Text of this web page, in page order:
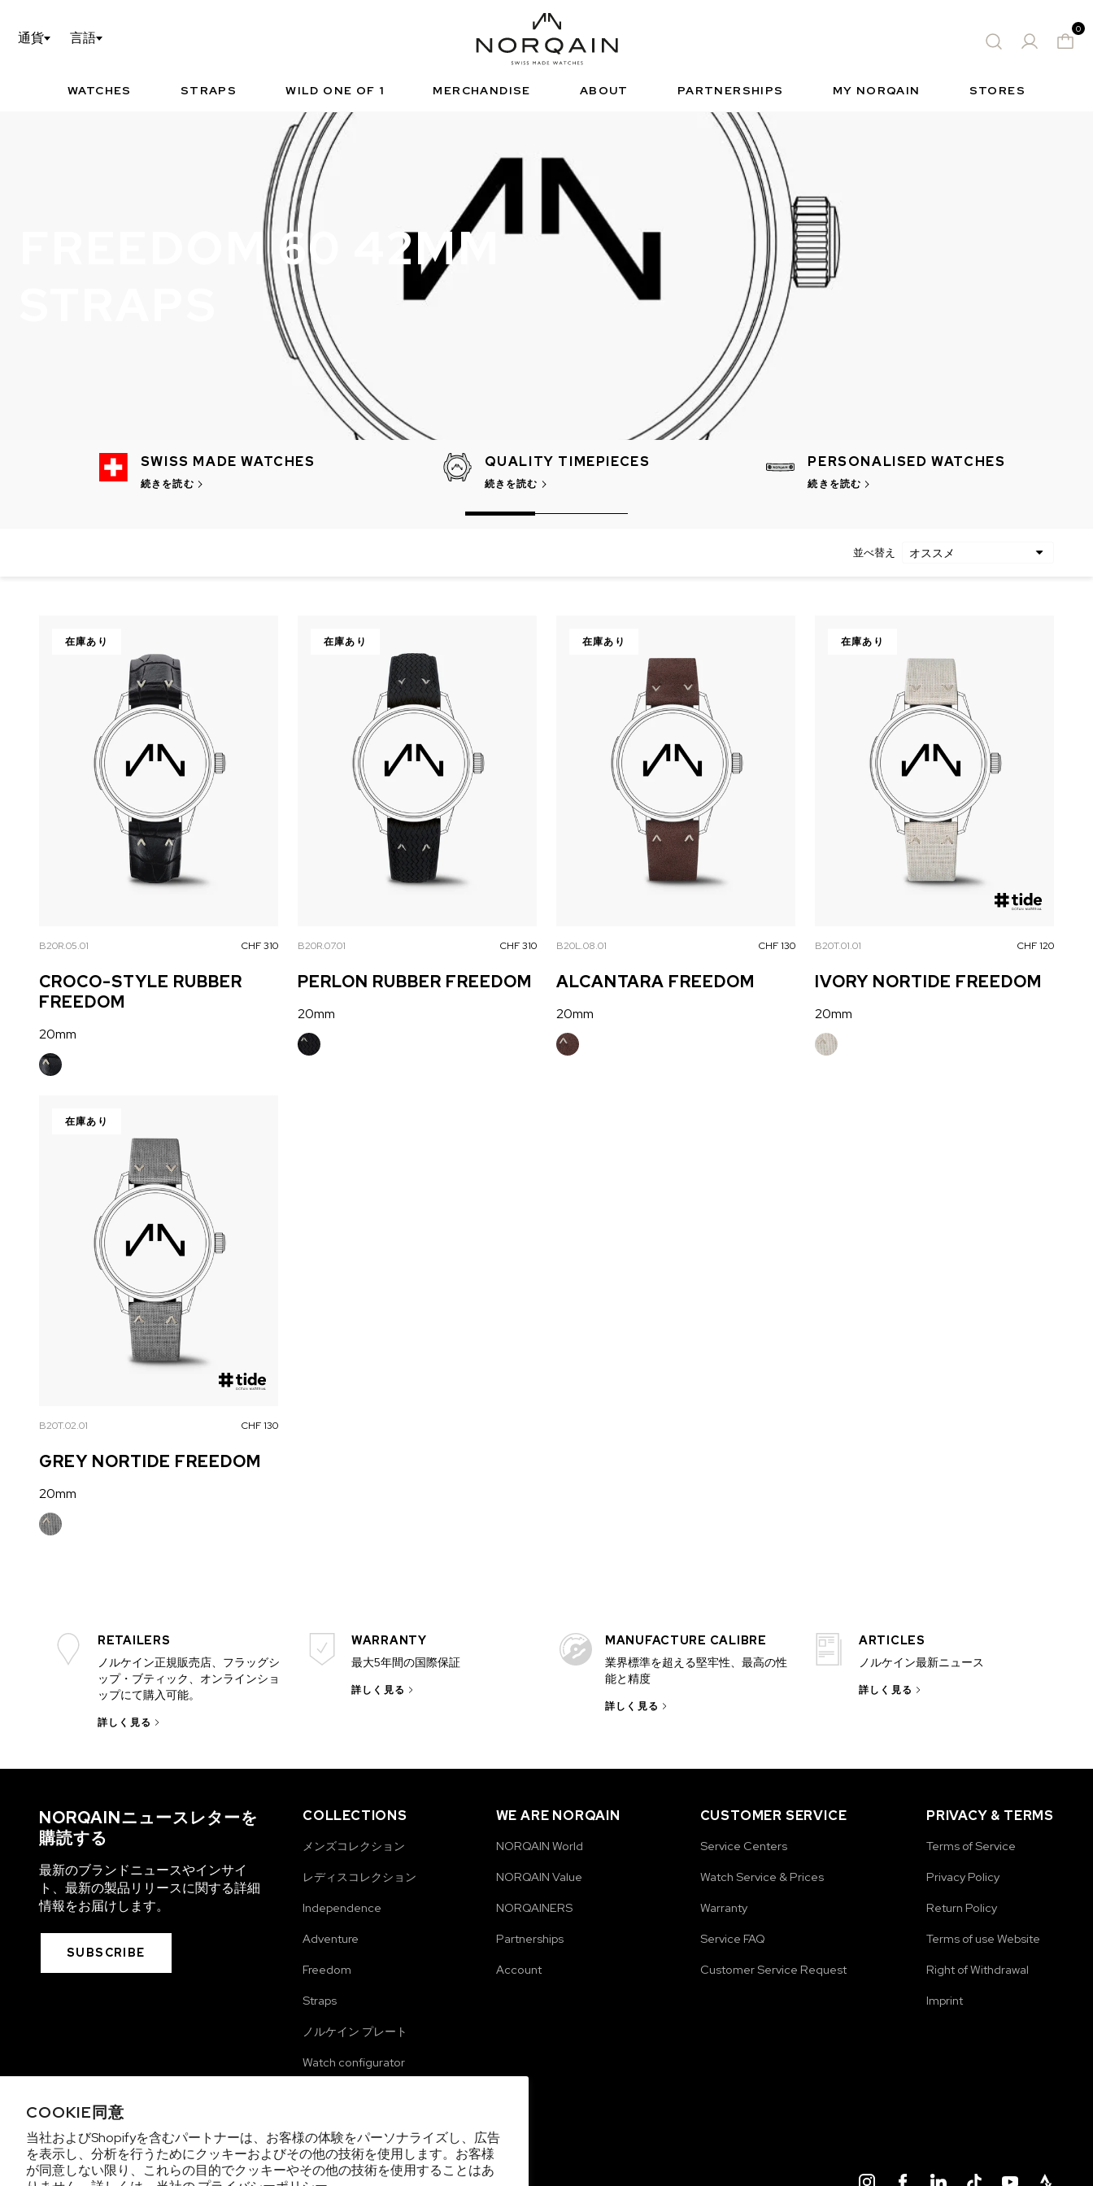
COOKIE同意
当社およびShopifyを含むパートナーは、お客様の体験をパーソナライズし、広告
を表示し、分析を行うためにクッキーおよびその他の技術を使用します。お客様
が同意しない限り、これらの目的でクッキーやその他の技術を使用することはあ
通貨 言語
0
WATCHES STRAPS WILD ONE OF 1 MERCHANDISE ABOUT PARTNERSHIPS MY NORQAIN STORES
TECHNISCHE SPORTUHR FUNCTIONAL SPORTS WATCH FREE-SPIRIT SPORTS WATCH
NORQAIN VALUES
FREEDOM 60 42MM
SWISS MADE WATCHES
続きを読む
QUALITY TIMEPIECES
続きを読む
PERSONALISED WATCHES
続きを読む
並べ替え
在庫あり
B20R.05.01 CHF 310
CROCO-STYLE RUBBER
FREEDOM
20mm
在庫あり
B20R.07.01 CHF 310
PERLON RUBBER FREEDOM
20mm
在庫あり
B20L.08.01 CHF 130
ALCANTARA FREEDOM
20mm
在庫あり
B20T.01.01 CHF 120
IVORY NORTIDE FREEDOM
20mm
在庫あり
B20T.02.01 CHF 130
GREY NORTIDE FREEDOM
20mm
RETAILERS
ノルケイン正規販売店、フラッグシ
ップ・ブティック、オンラインショ
ップにて購入可能。
詳しく見る
WARRANTY
最大5年間の国際保証
詳しく見る
MANUFACTURE CALIBRE
業界標準を超える堅牢性、最高の性
能と精度
詳しく見る
ARTICLES
ノルケイン最新ニュース
詳しく見る
NORQAINニュースレターを
購読する
最新のブランドニュースやインサイ
ト、最新の製品リリースに関する詳細
情報をお届けします。
SUBSCRIBE
COLLECTIONS
メンズコレクション
レディスコレクション
Independence
Adventure
Freedom
Straps
ノルケイン プレート
Watch configurator
WE ARE NORQAIN
NORQAIN World
NORQAIN Value
NORQAINERS
Partnerships
Account
CUSTOMER SERVICE
Service Centers
Watch Service & Prices
Warranty
Service FAQ
Customer Service Request
PRIVACY & TERMS
Terms of Service
Privacy Policy
Return Policy
Terms of use Website
Right of Withdrawal
Imprint
Copyright 2026 © NORQAIN SA
アメリカからのご訪問ですね。米ドル (USD)で